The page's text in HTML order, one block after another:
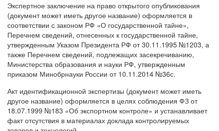
Экспертное заключение на право открытого опубликования
(документ может иметь другое название) оформляется в
соответствии с законом РФ «О государственной тайне»,
Перечнем сведений, отнесенных к государственной тайне,
утвержденным Указом Президента РФ от 30.11.1995 №1203, а
также Перечнем сведений, подлежащих засекречиванию,
Министерства образования и науки РФ, утвержденным
приказом Минобрнауки России от 10.11.2014 №36с.
Акт идентификационной экспертизы (документ может иметь
другое название) оформляется в целях соблюдения ФЗ от
18.07.1999 №183 «Об экспортном контроле» и устанавливает
факт отсутствия в материалах доклада контролируемых